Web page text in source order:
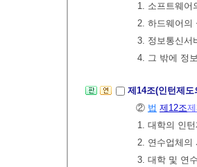
1. 소프트웨어
2. 하드웨어의
3. 정보통신서
4. 그 밖에 정
제14조(인턴제
② 법 제12조
1. 대학의 인
2. 연수업체의
3. 대학 및 연